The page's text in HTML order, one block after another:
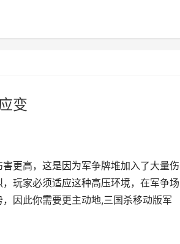
变
更高，这是因为军争牌堆加入了大量伤
玩家必须适应这种高压环境，在军争场
因此你需要更主动地,三国杀移动版军